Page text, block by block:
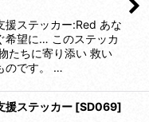
援ステッカー:Red あな
希望に… このステッカ
たちに寄り添い 救い
のです。 …
援ステッカー [SD069]